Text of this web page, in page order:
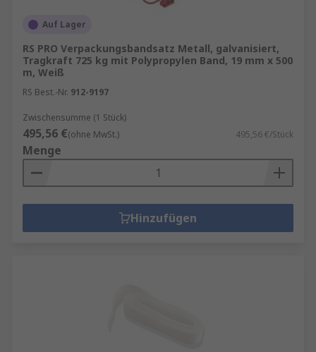
Auf Lager
RS PRO Verpackungsbandsatz Metall, galvanisiert,
Tragkraft 725 kg mit Polypropylen Band, 19 mm x 500
m, Weiß
RS Best.-Nr. 912-9197
Zwischensumme (1 Stück)
495,56 €(ohne MwSt.) 495,56 €/Stück
Menge
Hinzufügen